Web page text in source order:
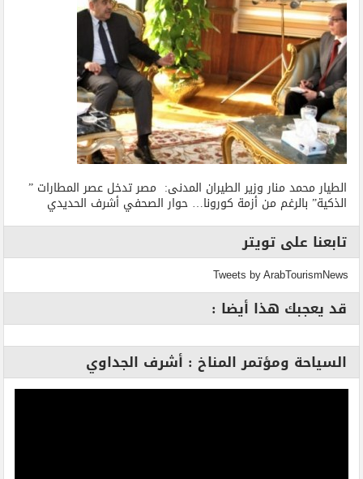
الطيار محمد منار وزير الطيران المدنى: مصر تدخل عصر المطارات ”
الذكية” بالرغم من أزمة كورونا… حوار الصحفي أشرف الحديدي
تابعنا على تويتر
Tweets by ArabTourismNews
قد يعجبك هذا أيضا :
السياحة ومؤتمر المناخ : أشرف الجداوي